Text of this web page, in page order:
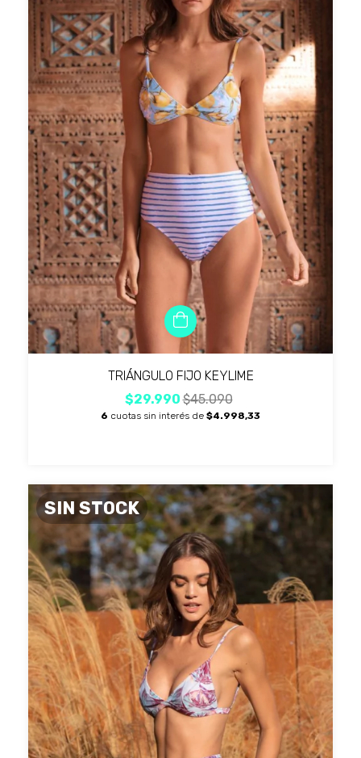
TRIÁNGULO FIJO KEYLIME
$29.990$45.090
6 cuotas sin interés de $4.998,33
SIN STOCK